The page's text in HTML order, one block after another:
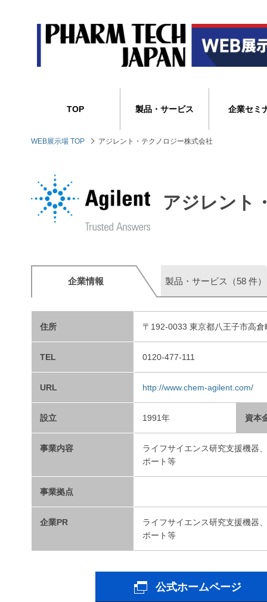
TOP 製品・サービス 企業セミ
WEB展示場 TOP アジレント・テクノロジー株式会社
アジレント
企業情報 製品・サービス（58 件）
住所 〒192-0033 東京都八王子市高倉
TEL 0120-477-111
URL http://www.chem-agilent.com/
設立 1991年 資本
事業内容
ライフサイエンス研究支援機器
ポート等
事業拠点
企業PR
ライフサイエンス研究支援機器
ポート等
公式ホームページ